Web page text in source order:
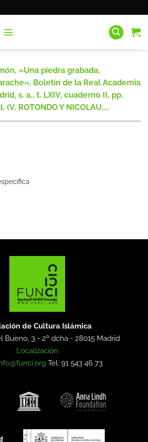
«Una piedra grabada,
Boletín de la Real Academia
s. a., t. LXIV, cuaderno II, pp.
(V. ROTONDO Y NICOLAU,...
de Cultura Islámica
Bueno, 3 - 2º dcha -28015 Madrid
Localización
Tel: 91 543 46 73